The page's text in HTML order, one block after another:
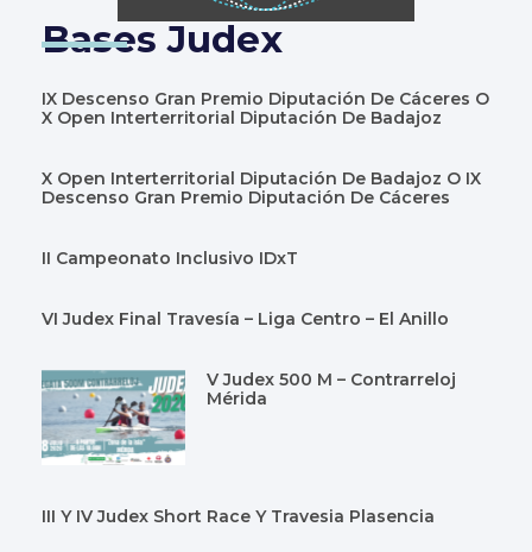
Bases Judex
IX Descenso Gran Premio Diputación De Cáceres O
X Open Interterritorial Diputación De Badajoz
X Open Interterritorial Diputación De Badajoz O IX
Descenso Gran Premio Diputación De Cáceres
II Campeonato Inclusivo IDxT
VI Judex Final Travesía – Liga Centro – El Anillo
V Judex 500 M – Contrarreloj
Mérida
III Y IV Judex Short Race Y Travesia Plasencia